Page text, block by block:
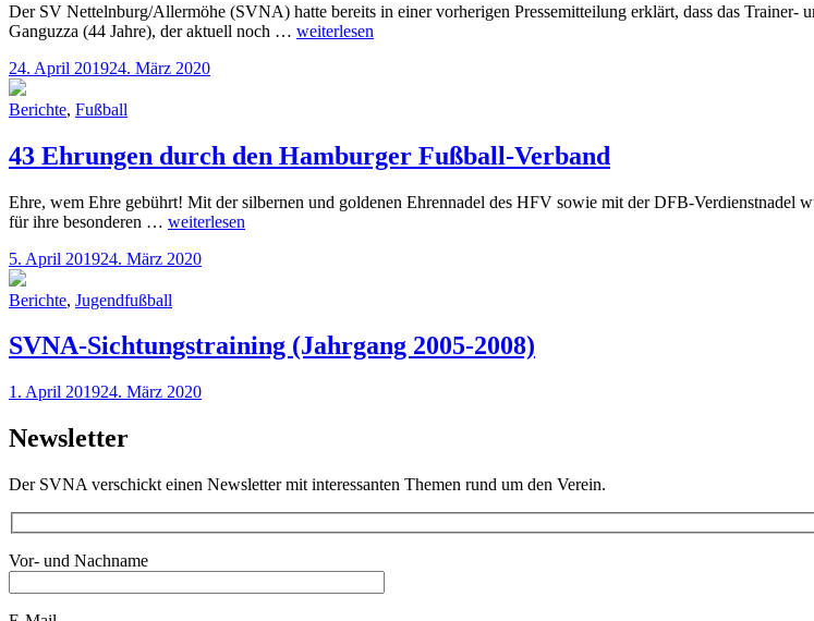
Der SV Nettelnburg/Allermöhe (SVNA) hatte bereits in einer vorherigen Pressemitteilung erklärt, dass das
Ganguzza (44 Jahre), der aktuell noch … SVNA-
weiterlesen
24. April 201924. März 2020
Berichte, Fußball
43 Ehrungen durch den Hamburger Fußball-Verband
Ehre, wem Ehre gebührt! Mit der silbernen und goldenen Ehrennadel des HFV sowie mit der DFB-Verdienstnadel
für ihre besonderen … 43
durch
Hamburger
Verband
weiterlesen
5. April 201924. März 2020
Berichte, Jugendfußball
SVNA-Sichtungstraining (Jahrgang 2005-2008)
1. April 201924. März 2020
Newsletter
Der SVNA verschickt einen Newsletter mit interessanten Themen rund um den Verein.
Vor- und Nachname